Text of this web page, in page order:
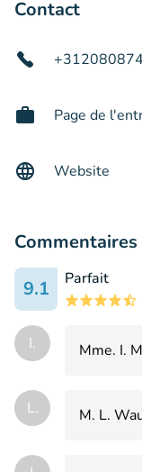
Contact
Page de
Website
Commentaires
9.1
Parfait
I. Mme. I.
L. M. L.